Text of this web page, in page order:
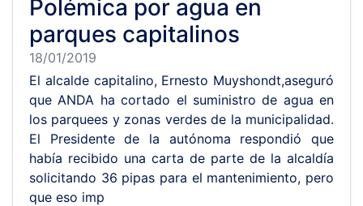
Polémica por agua en
parques capitalinos
18/01/2019
El alcalde capitalino, Ernesto Muyshondt,aseguró
que ANDA ha cortado el suministro de agua en
los parquees y zonas verdes de la municipalidad.
El Presidente de la autónoma respondió que
había recibido una carta de parte de la alcaldía
solicitando 36 pipas para el mantenimiento, pero
que eso imp